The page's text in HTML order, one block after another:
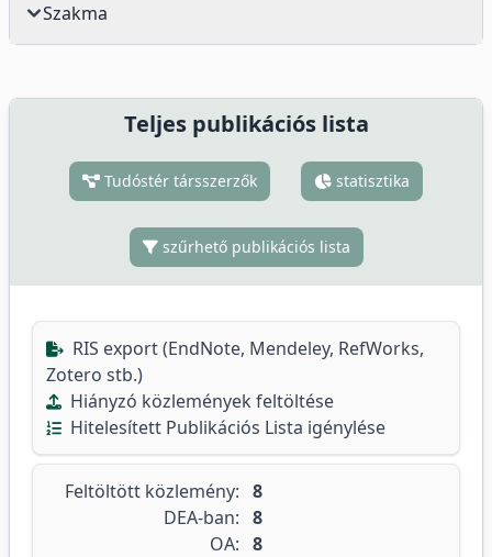
Szakma
Teljes publikációs lista
Tudóstér társszerzők statisztika
szűrhető publikációs lista
RIS export (EndNote, Mendeley, RefWorks,
Zotero stb.)
Hiányzó közlemények feltöltése
Hitelesített Publikációs Lista igénylése
Feltöltött közlemény: 8
DEA-ban: 8
OA: 8